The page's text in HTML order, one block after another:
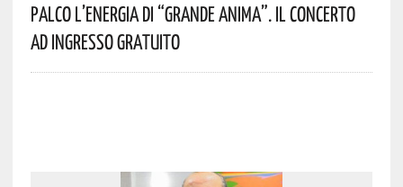
Palco L’energia Di “Grande Anima”. Il Concerto
Ad Ingresso Gratuito